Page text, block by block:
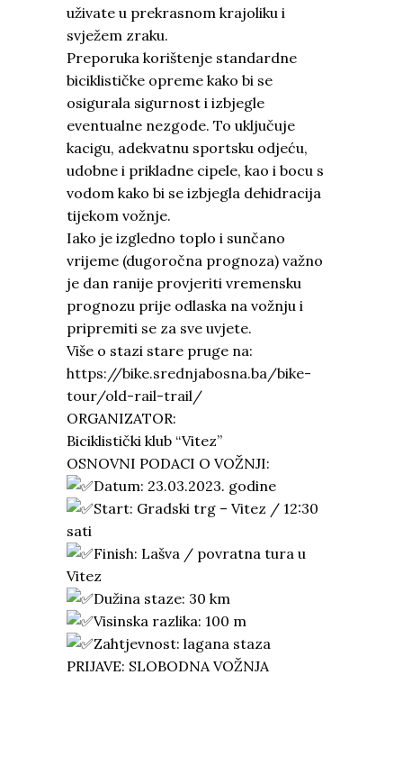
uživate u prekrasnom krajoliku i
svježem zraku.
Preporuka korištenje standardne
biciklističke opreme kako bi se
osigurala sigurnost i izbjegle
eventualne nezgode. To uključuje
kacigu, adekvatnu sportsku odjeću,
udobne i prikladne cipele, kao i bocu s
vodom kako bi se izbjegla dehidracija
tijekom vožnje.
Iako je izgledno toplo i sunčano
vrijeme (dugoročna prognoza) važno
je dan ranije provjeriti vremensku
prognozu prije odlaska na vožnju i
pripremiti se za sve uvjete.
Više o stazi stare pruge na:
https://bike.srednjabosna.ba/bike-
tour/old-rail-trail/
ORGANIZATOR:
Biciklistički klub “Vitez”
OSNOVNI PODACI O VOŽNJI:
Datum: 23.03.2023. godine
Start: Gradski trg – Vitez / 12:30
sati
Finish: Lašva / povratna tura u
Vitez
Dužina staze: 30 km
Visinska razlika: 100 m
Zahtjevnost: lagana staza
PRIJAVE: SLOBODNA VOŽNJA